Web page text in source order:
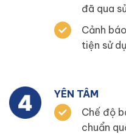
đã qua
Cảnh
tiện sử
YÊN TÂM
Chế độ
chuẩn